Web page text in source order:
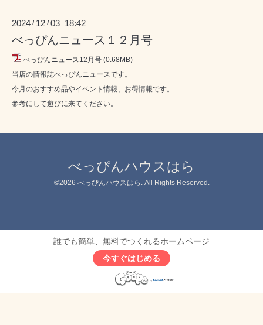
2024 / 12 /03 18:42
べっぴんニュース１２月号
べっぴんニュース12月号 (0.68MB)
当店の情報誌べっぴんニュースです。
今月のおすすめ品やイベント情報、お得情報です。
参考にして遊びに来てください。
べっぴんハウスはら
©2026 べっぴんハウスはら . All Rights Reserved.
誰でも簡単、無料でつくれるホームページ
今すぐはじめる